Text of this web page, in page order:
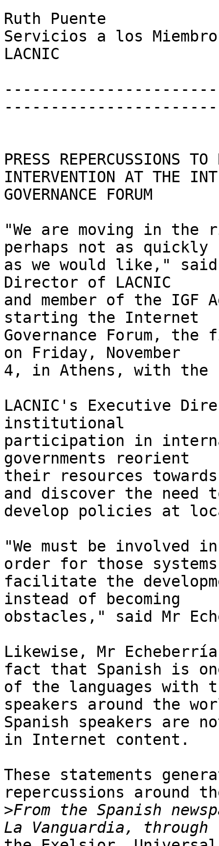
Ruth Puente
Servicios a los
LACNIC
PRESS REPERCUSSIONS
INTERVENTION AT THE
GOVERNANCE FORUM
"We are moving in
perhaps not as quickly
as we would like,"
Director of LACNIC
and member of the IGF
starting the Internet
Governance Forum,
on Friday, November
4, in Athens, with the
LACNIC's Executive
institutional
participation in
governments reorient
their resources
and discover the need
develop policies at
"We must be involved
order for those
facilitate the
instead of becoming
obstacles," said Mr
Likewise, Mr
fact that Spanish is
of the languages with
speakers around the
Spanish speakers are
in Internet content.
These statements
repercussions around
>From the Spanish